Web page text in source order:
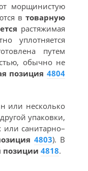
морщинистую
втоварную
растяжимая
уплотняется
путем
обычно не
позиция4804
или несколько
упаковки,
или санитарно–
4803). В
позиции 4818.